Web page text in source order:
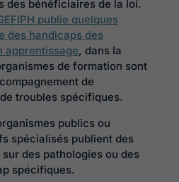
des bénéficiaires de la loi.
publie quelques
des handicaps des
apprentissage, dans la
de formation sont
de
troubles spécifiques.
publics ou
spécialisés publient des
des pathologies ou des
spécifiques.